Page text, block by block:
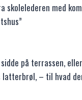
med
på terrassen,
– til hvad